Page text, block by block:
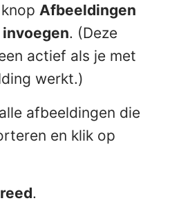
Afbeeldingen
. (Deze
actief als je met
werkt.)
afbeeldingen die
en klik op
.